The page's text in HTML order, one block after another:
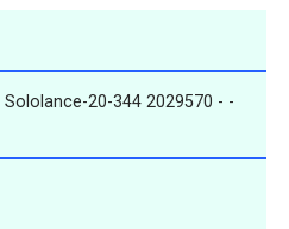
20-344 2029570 - -